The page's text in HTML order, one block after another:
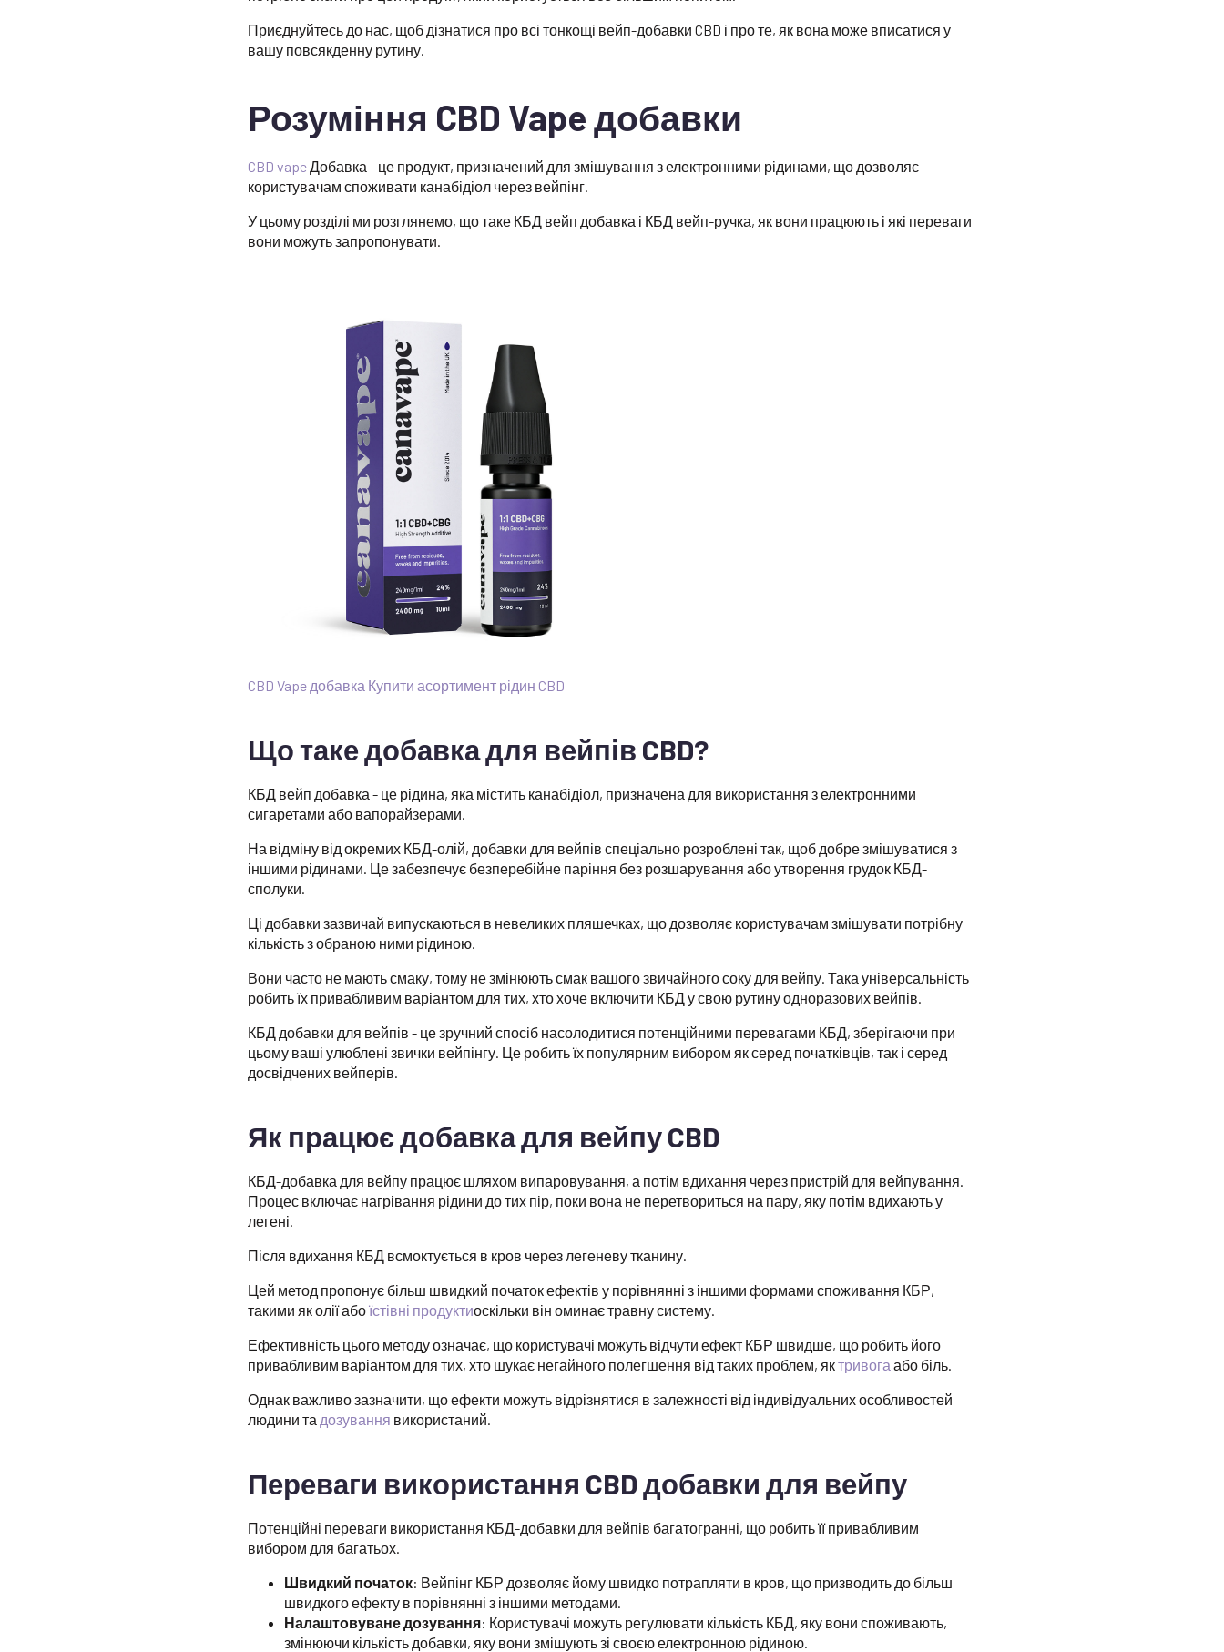
Приєднуйтесь до нас, щоб дізнатися про всі тонкощі вейп-добавки CBD і про те, як вона може вписатися у
вашу повсякденну рутину.
Розуміння CBD Vape добавки
CBD vape Добавка - це продукт, призначений для змішування з електронними рідинами, що дозволяє
користувачам споживати канабідіол через вейпінг.
У цьому розділі ми розглянемо, що таке КБД вейп добавка і КБД вейп-ручка, як вони працюють і які переваги
вони можуть запропонувати.
CBD Vape добавка Купити асортимент рідин CBD
Що таке добавка для вейпів CBD?
КБД вейп добавка - це рідина, яка містить канабідіол, призначена для використання з електронними
сигаретами або вапорайзерами.
На відміну від окремих КБД-олій, добавки для вейпів спеціально розроблені так, щоб добре змішуватися з
іншими рідинами. Це забезпечує безперебійне паріння без розшарування або утворення грудок КБД-
сполуки.
Ці добавки зазвичай випускаються в невеликих пляшечках, що дозволяє користувачам змішувати потрібну
кількість з обраною ними рідиною.
Вони часто не мають смаку, тому не змінюють смак вашого звичайного соку для вейпу. Така універсальність
робить їх привабливим варіантом для тих, хто хоче включити КБД у свою рутину одноразових вейпів.
КБД добавки для вейпів - це зручний спосіб насолодитися потенційними перевагами КБД, зберігаючи при
цьому ваші улюблені звички вейпінгу. Це робить їх популярним вибором як серед початківців, так і серед
досвідчених вейперів.
Як працює добавка для вейпу CBD
КБД-добавка для вейпу працює шляхом випаровування, а потім вдихання через пристрій для вейпування.
Процес включає нагрівання рідини до тих пір, поки вона не перетвориться на пару, яку потім вдихають у
легені.
Після вдихання КБД всмоктується в кров через легеневу тканину.
Цей метод пропонує більш швидкий початок ефектів у порівнянні з іншими формами споживання КБР,
такими як олії абоїстівні продуктиоскільки він оминає травну систему.
Ефективність цього методу означає, що користувачі можуть відчути ефект КБР швидше, що робить його
привабливим варіантом для тих, хто шукає негайного полегшення від таких проблем, яктривога або біль.
Однак важливо зазначити, що ефекти можуть відрізнятися в залежності від індивідуальних особливостей
людини та дозування використаний.
Переваги використання CBD добавки для вейпу
Потенційні переваги використання КБД-добавки для вейпів багатогранні, що робить її привабливим
вибором для багатьох.
Швидкий початок: Вейпінг КБР дозволяє йому швидко потрапляти в кров, що призводить до більш
швидкого ефекту в порівнянні з іншими методами.
Налаштовуване дозування: Користувачі можуть регулювати кількість КБД, яку вони споживають,
змінюючи кількість добавки, яку вони змішують зі своєю електронною рідиною.